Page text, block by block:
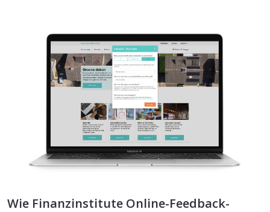
Wie Finanzinstitute Online-Feedback-